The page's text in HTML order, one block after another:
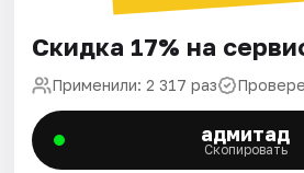
Скидка 17% на
Применили: 2 317 раз
адмитад
Скопировать